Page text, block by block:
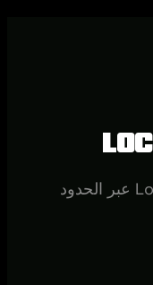
اكتشف كيف يمكن لحل Locad عبر الحدود